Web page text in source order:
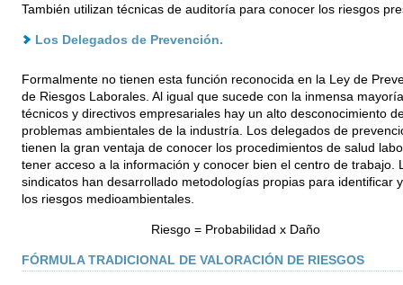
También utilizan técnicas de auditoría para conocer los riesgos
Los Delegados de Prevención.
Formalmente no tienen esta función reconocida en la Ley de
de Riesgos Laborales. Al igual que sucede con la inmensa
técnicos y directivos empresariales hay un alto desconocimiento
problemas ambientales de la industría. Los delegados de
tienen la gran ventaja de conocer los procedimientos de salud
tener acceso a la información y conocer bien el centro de trabajo.
sindicatos han desarrollado metodologías propias para identificar
los riesgos medioambientales.
Riesgo = Probabilidad x Daño
FÓRMULA TRADICIONAL DE VALORACIÓN DE RIESGOS